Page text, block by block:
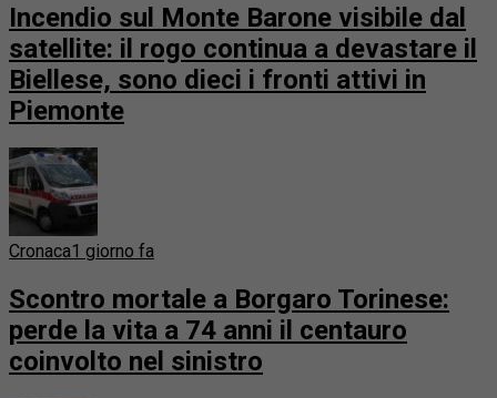
Incendio sul Monte Barone visibile dal
satellite: il rogo continua a devastare il
Biellese, sono dieci i fronti attivi in
Piemonte
Cronaca1 giorno fa
Scontro mortale a Borgaro Torinese:
perde la vita a 74 anni il centauro
coinvolto nel sinistro